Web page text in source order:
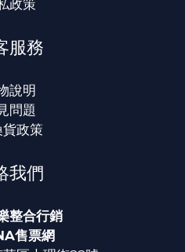
政策
服務
說明
問題
政策
我們
整合行銷
售票網